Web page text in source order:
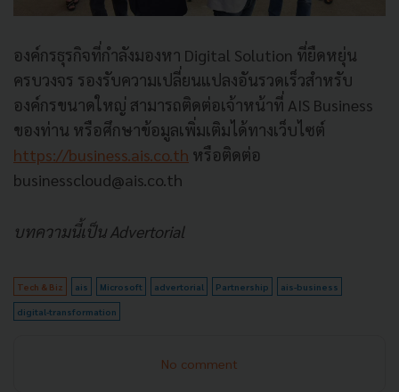
องค์กรธุรกิจที่กำลังมองหา Digital Solution ที่ยืดหยุ่น
ครบวงจร รองรับความเปลี่ยนแปลงอันรวดเร็วสำหรับ
องค์กรขนาดใหญ่ สามารถติดต่อเจ้าหน้าที่ AIS Business
ของท่าน หรือศึกษาข้อมูลเพิ่มเติมได้ทางเว็บไซต์
https://business.ais.co.th หรือติดต่อ
businesscloud@ais.co.th
บทความนี้เป็น Advertorial
Tech & Biz ais Microsoft advertorial Partnership ais-business
digital-transformation
No comment